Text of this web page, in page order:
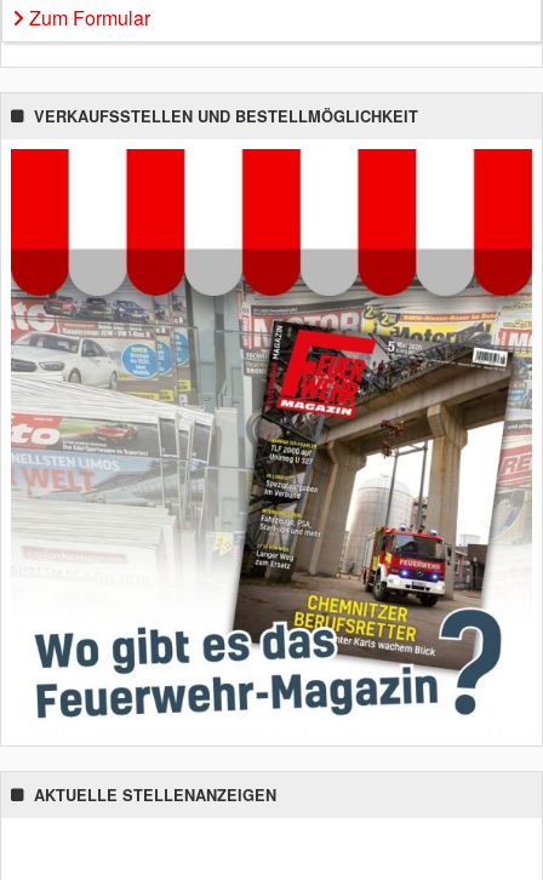
Zum Formular
VERKAUFSSTELLEN UND BESTELLMÖGLICHKEIT
AKTUELLE STELLENANZEIGEN